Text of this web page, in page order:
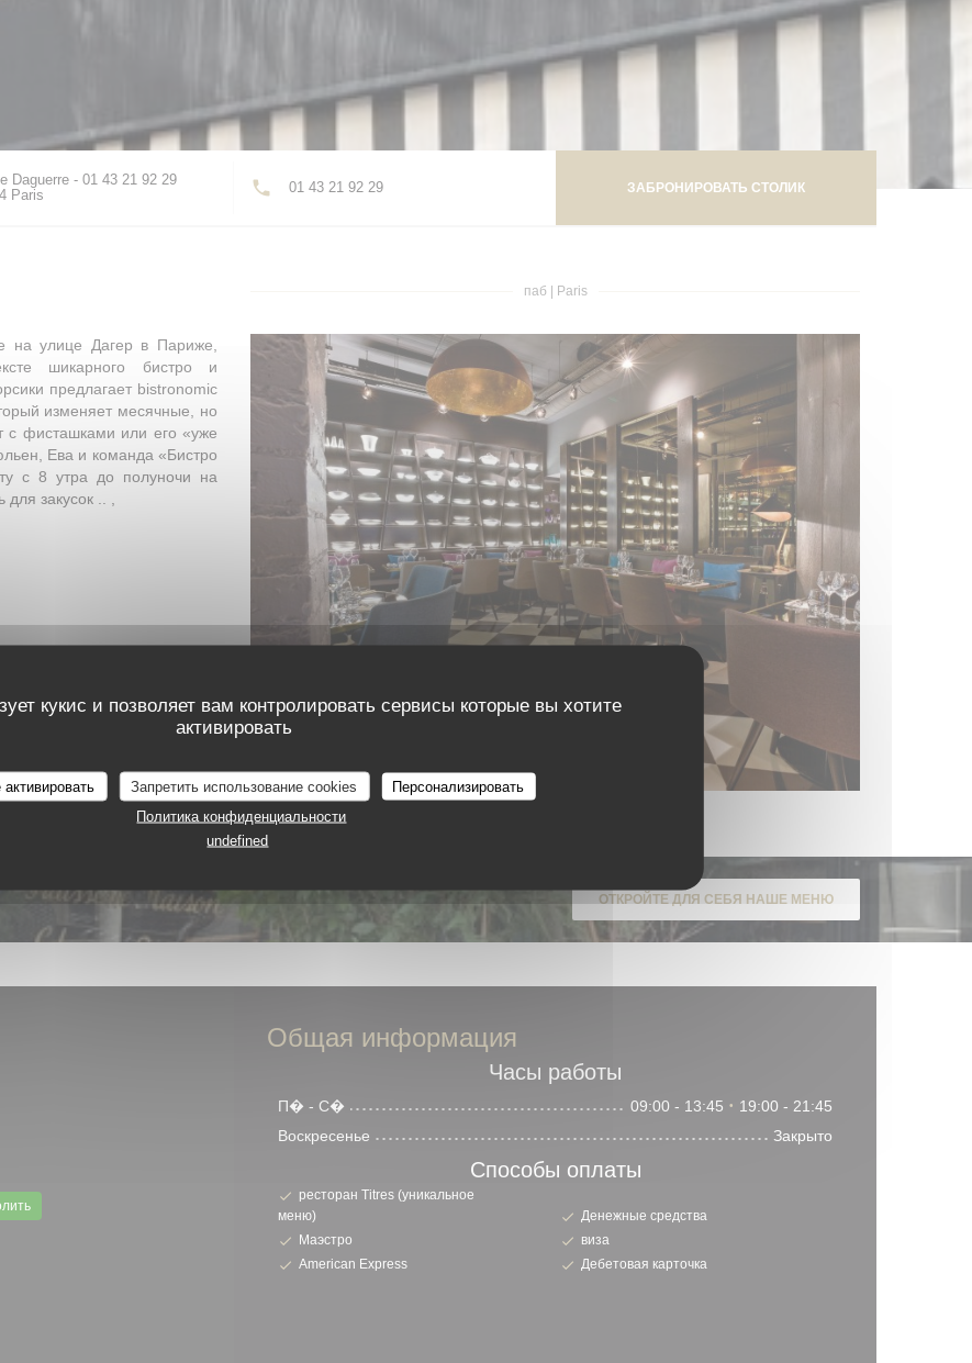
кукис и позволяет вам контролировать сервисы которые вы хотите
активировать
Запретить использование cookies
Персонализировать
Политика конфиденциальности
undefined
Daguerre - 01 43 21 92 29
Paris((открывается в новом окне)) 01 43 21 92 29 ЗАБРОНИРОВАТЬ СТОЛИК
паб Paris
на улице Дагер в Париже,
шикарного бистро и
предлагает bistronomic
изменяет месячные, но
фисташками или его «уже
Ева и команда «Бистро
с 8 утра до полуночи на
закусок .. ,
ОТКРОЙТЕ ДЛЯ СЕБЯ НАШЕ МЕНЮ
Общая информация
Часы работы
П� - С� 09:00 - 13:45 •
19:00 - 21:45
Воскресенье
Закрыто
Способы оплаты
ресторан Titres (уникальное
меню)
Денежные средства
Маэстро
виза
American Express
Дебетовая карточка